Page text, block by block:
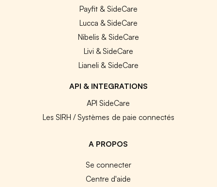
Payfit & SideCare
Lucca & SideCare
Nibelis & SideCare
Livi & SideCare
Lianeli & SideCare
API & INTEGRATIONS
API SideCare
Les SIRH / Systèmes de paie connectés
A PROPOS
Se connecter
Centre d'aide